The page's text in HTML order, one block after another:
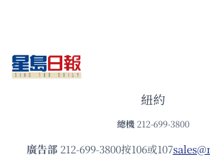
紐約
總機 212-699-3800
廣告部212-699-3800按106或107